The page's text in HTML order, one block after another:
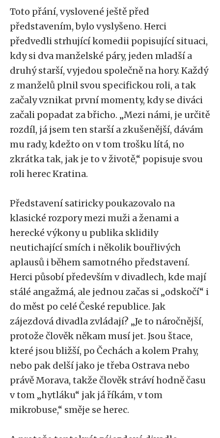
Toto přání, vyslovené ještě před
představením, bylo vyslyšeno. Herci
předvedli strhující komedii popisující situaci,
kdy si dva manželské páry, jeden mladší a
druhý starší, vyjedou společně na hory. Každý
z manželů plnil svou specifickou roli, a tak
začaly vznikat první momenty, kdy se diváci
začali popadat za břicho. „Mezi námi, je určitě
rozdíl, já jsem ten starší a zkušenější, dávám
mu rady, kdežto on v tom trošku lítá, no
zkrátka tak, jak je to v životě,“ popisuje svou
roli herec Kratina.
Představení satiricky poukazovalo na
klasické rozpory mezi muži a ženami a
herecké výkony u publika sklidily
neutichající smích i několik bouřlivých
aplausů i během samotného představení.
Herci působí především v divadlech, kde mají
stálé angažmá, ale jednou začas si „odskočí“ i
do měst po celé České republice. Jak
zájezdová divadla zvládají? „Je to náročnější,
protože člověk někam musí jet. Jsou štace,
které jsou bližší, po Čechách a kolem Prahy,
nebo pak delší jako je třeba Ostrava nebo
právě Morava, takže člověk stráví hodně času
v tom „hytláku“ jak já říkám, v tom
mikrobuse,“ směje se herec.